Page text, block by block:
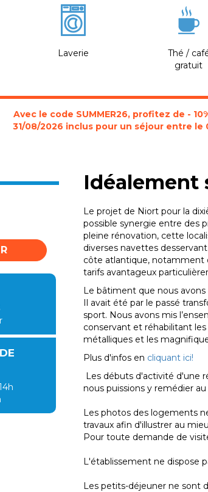
Laverie
Thé /
gratuit
Avec le code SUMMER26, profitez de -
31/08/2026 inclus pour un séjour entre le
Idéalement
Le projet de Niort pour la
possible synergie entre des
pleine rénovation, cette
diverses navettes
côte atlantique, notamment
tarifs avantageux
Le bâtiment que nous avons
Il avait été par le passé
sport. Nous avons mis
conservant et réhabilitant
métalliques et les
Plus d'infos en cliquant ici!
Les débuts d'activité d'une
nous puissions y remédier
Les photos des logements
travaux afin d'illustrer au
Pour toute demande de
L'établissement ne dispose
Les petits-déjeuner ne sont